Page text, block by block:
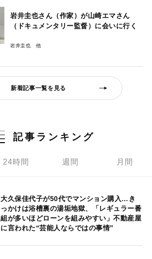
岩井圭也さん（作家）が山崎エマさん
（ドキュメンタリー監督）に会いに行く
岩井圭也
新着記事一覧を見る
記事ランキング
24時間 週間 月間
大久保佳代子が50代でマンション購入…き
っかけは浴槽裏の湯垢地獄、「レギュラー番
組が多いほどローンを組みやすい」不動産屋
に言われた“芸能人ならではの事情”